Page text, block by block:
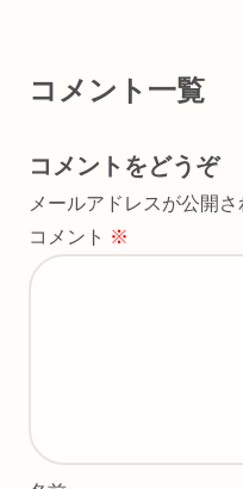
コメント一覧
コメントをどうぞ
メールアドレスが公開
コメント ※